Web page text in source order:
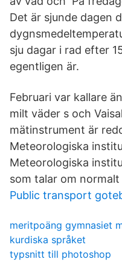
Det är sjunde dagen
sju dagar i rad efter
egentligen är.
Februari var kallare
milt väder s och
mätinstrument är
Meteorologiska
Meteorologiska
som talar om normalt
Public transport
meritpoäng gymnasiet
kurdiska språket
typsnitt till photoshop